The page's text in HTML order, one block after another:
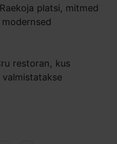
platsi, mitmed
restoran, kus